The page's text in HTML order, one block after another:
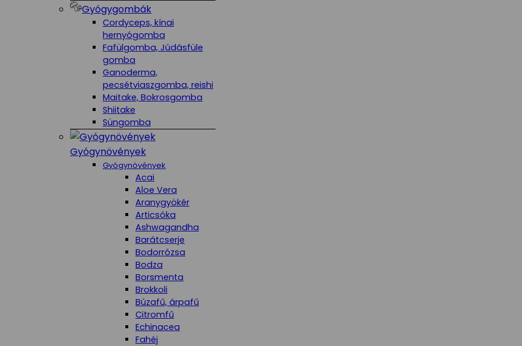
Gyógygombák
Cordyceps, kínai
hernyógomba
Fafülgomba, Júdásfüle
gomba
Ganoderma,
pecsétviaszgomba, reishi
Maitake, Bokrosgomba
Shiitake
Süngomba
Gyógynövények
Gyógynövények
Acai
Aloe Vera
Aranygyökér
Articsóka
Ashwagandha
Barátcserje
Bodorrózsa
Bodza
Borsmenta
Brokkoli
Búzafű, árpafű
Citromfű
Echinacea
Fahéj